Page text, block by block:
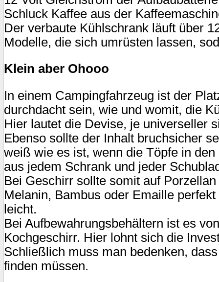
Schluck Kaffee aus der
Der verbaute Kühlschrank läuft über
Modelle, die sich umrüsten lassen,
Klein aber Ohooo
In einem Campingfahrzeug ist der
durchdacht sein, wie und womit, die
Hier lautet die Devise, je universeller
Ebenso sollte der Inhalt bruchsicher
weiß wie es ist, wenn die Töpfe in
aus jedem Schrank und jeder
Bei Geschirr sollte somit auf
Melanin, Bambus oder Emaille
leicht.
Bei Aufbewahrungsbehältern ist es
Kochgeschirr. Hier lohnt sich die
Schließlich muss man bedenken,
finden müssen.